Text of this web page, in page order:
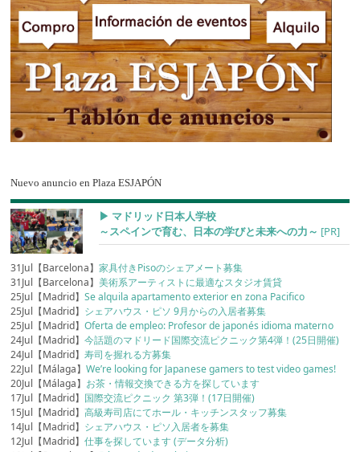
Nuevo anuncio en Plaza ESJAPÓN
▶︎ マドリッド日本人学校
～スペインで育む、日本の学びと未来への力～ [PR]
31Jul【Barcelona】家具付きPisoのシェアメート募集
31Jul【Barcelona】美術系アーティストに最適なスタジオ賃貸
25Jul【Madrid】Se alquila apartamento exterior en zona Pacifico
25Jul【Madrid】 シェアハウス・ピソ 9月からの入居者募集
25Jul【Madrid】Oferta de empleo: Profesor de japonés idioma materno
24Jul【Madrid】今話題のマドリード国際交流ピクニック第4弾！(25日開催)
24Jul【Madrid】寿司を握れる方募集
22Jul【Málaga】We’re looking for Japanese gamers to test video games!
20Jul【Málaga】 お茶・情報交換できる方を探しています
17Jul【Madrid】 国際交流ピクニック 第3弾！(17日開催)
15Jul【Madrid】高級寿司店にてホール・キッチンスタッフ募集
14Jul【Madrid】 シェアハウス・ピソ入居者を募集
12Jul【Madrid】仕事を探しています (データ分析)